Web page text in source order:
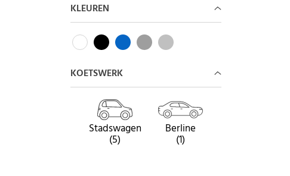
KLEUREN
KOETSWERK
Stadswagen
(5)
Berline
(1)